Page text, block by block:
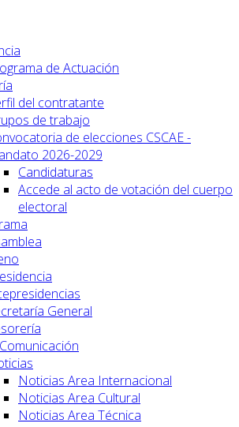
de Actuación
del contratante
de trabajo
de elecciones CSCAE -
2026-2029
Candidaturas
Accede al acto de votación del cuerpo
electoral
General
Noticias Area Internacional
Noticias Area Cultural
Noticias Area Técnica